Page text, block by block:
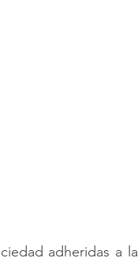
adheridas a la